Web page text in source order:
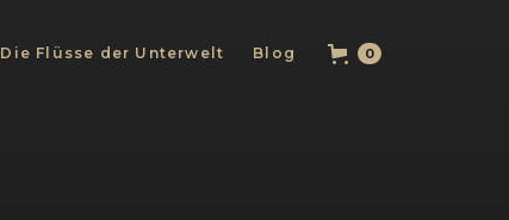
Die Flüsse der Unterwelt Blog 0